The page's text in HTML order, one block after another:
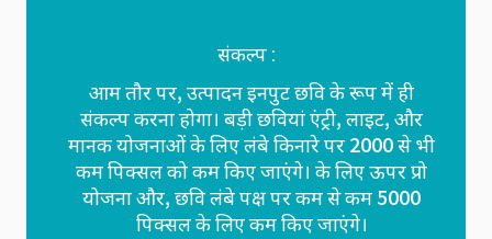
संकल्प :
आम तौर पर, उत्पादन इनपुट छवि के रूप में ही
संकल्प करना होगा। बड़ी छवियां एंट्री, लाइट, और
मानक योजनाओं के लिए लंबे किनारे पर 2000 से भी
कम पिक्सल को कम किए जाएंगे। के लिए ऊपर प्रो
योजना और, छवि लंबे पक्ष पर कम से कम 5000
पिक्सल के लिए कम किए जाएंगे।